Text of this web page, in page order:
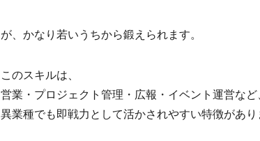
が、 かなり若いうちから鍛えられます。
このスキルは、
営業・プロジェクト管理・広報・イベント運営など
異業種でも即戦力として活かされやすい特徴があり